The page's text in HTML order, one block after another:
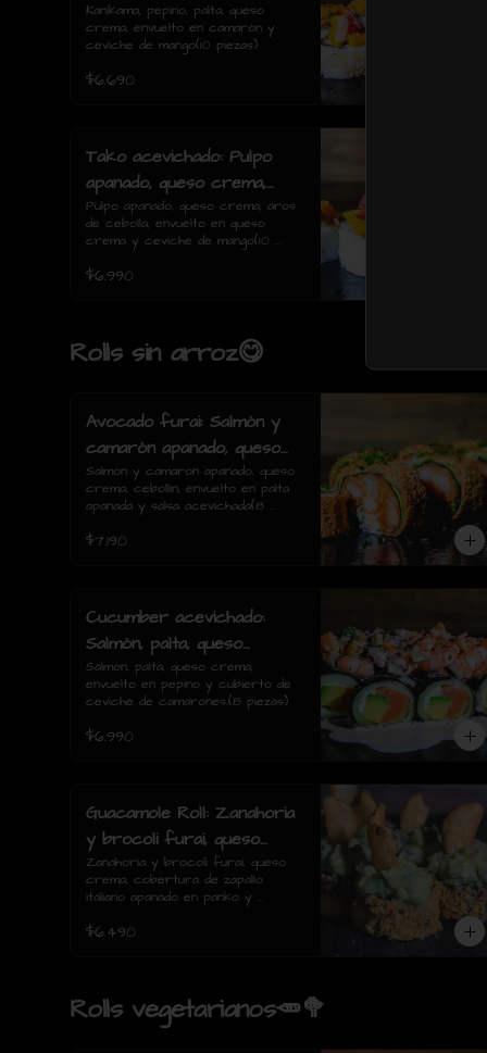
crema, envuelto en
camarón y ceviche de
Kanikama, pepino, palta, queso
crema, envuelto en camarón y
ceviche de mango(10 piezas)
$6.690
Tako acevichado: Pulpo
apanado, queso crema,
aros de cebolla, envuelto
en queso crema y
piezas)
Pulpo apanado, queso crema, aros
de cebolla, envuelto en queso
crema y ceviche de mango(10
$6.990
Rolls sin arroz😋
Avocado furai: Salmón y
camarón apanado, queso
crema, cebollín, envuelto
en palta apanada y salsa
Salmón y camarón apanado, queso
crema, cebollín, envuelto en palta
apanada y salsa acevichada(8
$7.190
Cucumber acevichado:
Salmón, palta, queso
crema, envuelto en pepino
y cubierto de ceviche de
Salmón, palta, queso crema,
envuelto en pepino y cubierto de
ceviche de camarones.(8 piezas)
$6.990
Guacamole Roll: Zanahoria
y brocoli furai, queso
crema, cobertura de
zapallo italiano apanado en
papas fritas.(8 piezas)
Zanahoria y brocoli furai, queso
crema, cobertura de zapallo
italiano apanado en panko y
piezas)
$6.490
Rolls vegetarianos🥕🥦